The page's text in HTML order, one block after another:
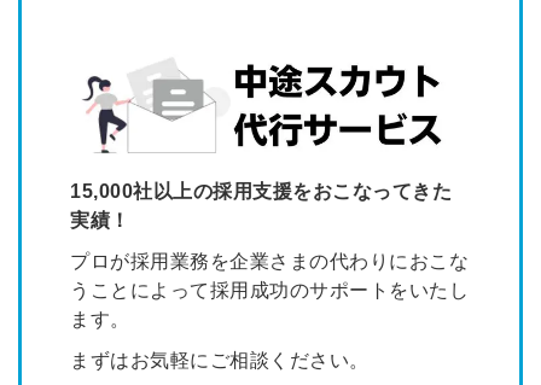
15,000社以上の採用支援をおこなってきた
実績！
プロが採用業務を企業さまの代わりにおこな
うことによって採用成功のサポートをいたし
ます。
まずはお気軽にご相談ください。